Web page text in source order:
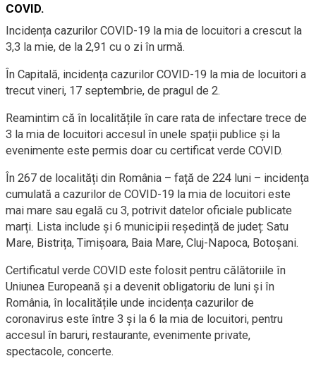
COVID.
Incidența cazurilor COVID-19 la mia de locuitori a crescut la
3,3 la mie, de la 2,91 cu o zi în urmă.
În Capitală, incidența cazurilor COVID-19 la mia de locuitori a
trecut vineri, 17 septembrie, de pragul de 2.
Reamintim că în localitățile în care rata de infectare trece de
3 la mia de locuitori accesul în unele spații publice și la
evenimente este permis doar cu certificat verde COVID.
În 267 de localități din România – față de 224 luni – incidența
cumulată a cazurilor de COVID-19 la mia de locuitori este
mai mare sau egală cu 3, potrivit datelor oficiale publicate
marți. Lista include și 6 municipii reședință de județ: Satu
Mare, Bistrița, Timișoara, Baia Mare, Cluj-Napoca, Botoșani.
Certificatul verde COVID este folosit pentru călătoriile în
Uniunea Europeană și a devenit obligatoriu de luni și în
România, în localitățile unde incidența cazurilor de
coronavirus este între 3 și la 6 la mia de locuitori, pentru
accesul în baruri, restaurante, evenimente private,
spectacole, concerte.